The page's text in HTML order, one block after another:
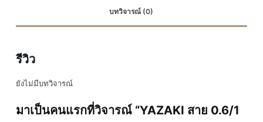
บทวิจารณ์ (0)
รีวิว
ยังไม่มีบทวิจารณ์
มาเป็นคนแรกที่วิจารณ์ “YAZAKI สาย 0.6/1